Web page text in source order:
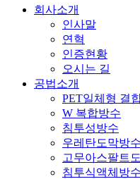
회사소개
인사말
연혁
인증현황
오시는 길
공법소개
PET일체형 결
W 복합방수
침투성방수
우레탄도막방수
고무아스팔트
침투식액체방수